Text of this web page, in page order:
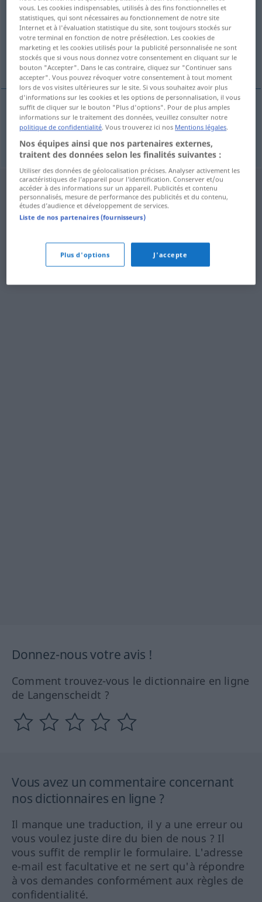
Vue d'ensemble de toutes les traductions
(Pour plus d'informations, cliquez sur/touchez la traduction)
inspirieren
inspirieren inspirovat
Donnez-nous votre avis !
Comment trouvez-vous le dictionnaire en ligne
de Langenscheidt ?
Vous avez un commentaire concernant
nos dictionnaires en ligne ?
Il manque une traduction, il y a une erreur ou
vous voulez juste dire du bien de nous ? Il
vous suffit de remplir le formulaire. L'adresse
e-mail est facultative et ne sert qu'à répondre
à vos demandes conformément aux règles de
confidentialité.
vous. Les cookies indispensables, utilisés à des fins fonctionnelles et
statistiques, qui sont nécessaires au fonctionnement de notre site
Internet et à l'évaluation statistique du site, sont toujours stockés sur
votre terminal en fonction de notre présélection. Les cookies de
marketing et les cookies utilisés pour la publicité personnalisée ne sont
stockés que si vous nous donnez votre consentement en cliquant sur le
bouton "Accepter". Dans le cas contraire, cliquez sur "Continuer sans
accepter". Vous pouvez révoquer votre consentement à tout moment
lors de vos visites ultérieures sur le site. Si vous souhaitez avoir plus
d'informations sur les cookies et les options de personnalisation, il vous
suffit de cliquer sur le bouton "Plus d'options". Pour de plus amples
informations sur le traitement des données, veuillez consulter notre
politique de confidentialité . Vous trouverez ici nos Mentions légales
Nos équipes ainsi que nos partenaires externes,
traitent des données selon les finalités suivantes :
Utiliser des données de géolocalisation précises. Analyser activement les
caractéristiques de l’appareil pour l’identification. Conserver et/ou
accéder à des informations sur un appareil. Publicités et contenu
personnalisés, mesure de performance des publicités et du contenu,
études d’audience et développement de services.
Liste de nos partenaires (fournisseurs)
Plus d'options J'accepte